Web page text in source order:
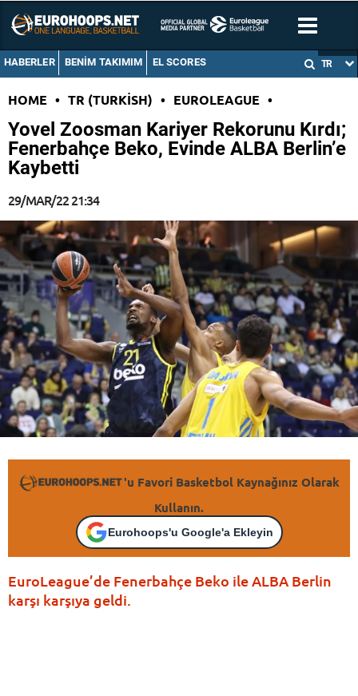
HABERLER BENIM TAKIMIM EL SCORES TR
HOME • TR (TURKISH) • EUROLEAGUE •
Yovel Zoosman Kariyer Rekorunu Kırdı;
Fenerbahçe Beko, Evinde ALBA Berlin’e
Kaybetti
29/MAR/22 21:34
'u Favori Basketbol Kaynağınız Olarak
Kullanın.
Eurohoops'u Google'a Ekleyin
EuroLeague’de Fenerbahçe Beko ile ALBA Berlin
karşı karşıya geldi.